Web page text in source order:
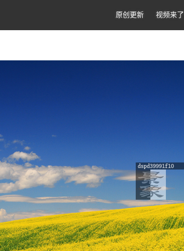
原创更新 视频来了